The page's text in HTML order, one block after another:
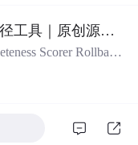
及原创授权声明。
交付复核；Node.js
Copilot建议审查完整度回滚路径工具｜原创源码+测试+离线报告
Scorer Rollback
SVG报告、测试与
化测试、可复现示